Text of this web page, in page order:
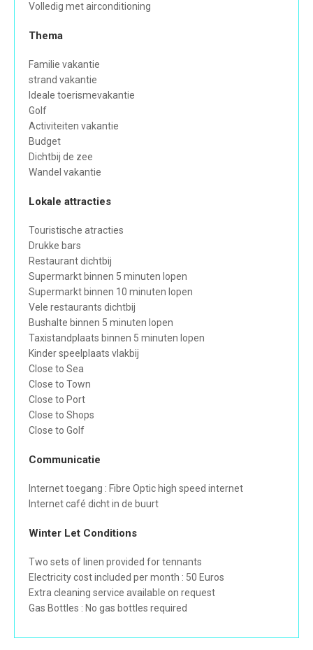
Volledig met airconditioning
Thema
Familie vakantie
strand vakantie
Ideale toerismevakantie
Golf
Activiteiten vakantie
Budget
Dichtbij de zee
Wandel vakantie
Lokale attracties
Touristische atracties
Drukke bars
Restaurant dichtbij
Supermarkt binnen 5 minuten lopen
Supermarkt binnen 10 minuten lopen
Vele restaurants dichtbij
Bushalte binnen 5 minuten lopen
Taxistandplaats binnen 5 minuten lopen
Kinder speelplaats vlakbij
Close to Sea
Close to Town
Close to Port
Close to Shops
Close to Golf
Communicatie
Internet toegang : Fibre Optic high speed internet
Internet café dicht in de buurt
Winter Let Conditions
Two sets of linen provided for tennants
Electricity cost included per month : 50 Euros
Extra cleaning service available on request
Gas Bottles : No gas bottles required